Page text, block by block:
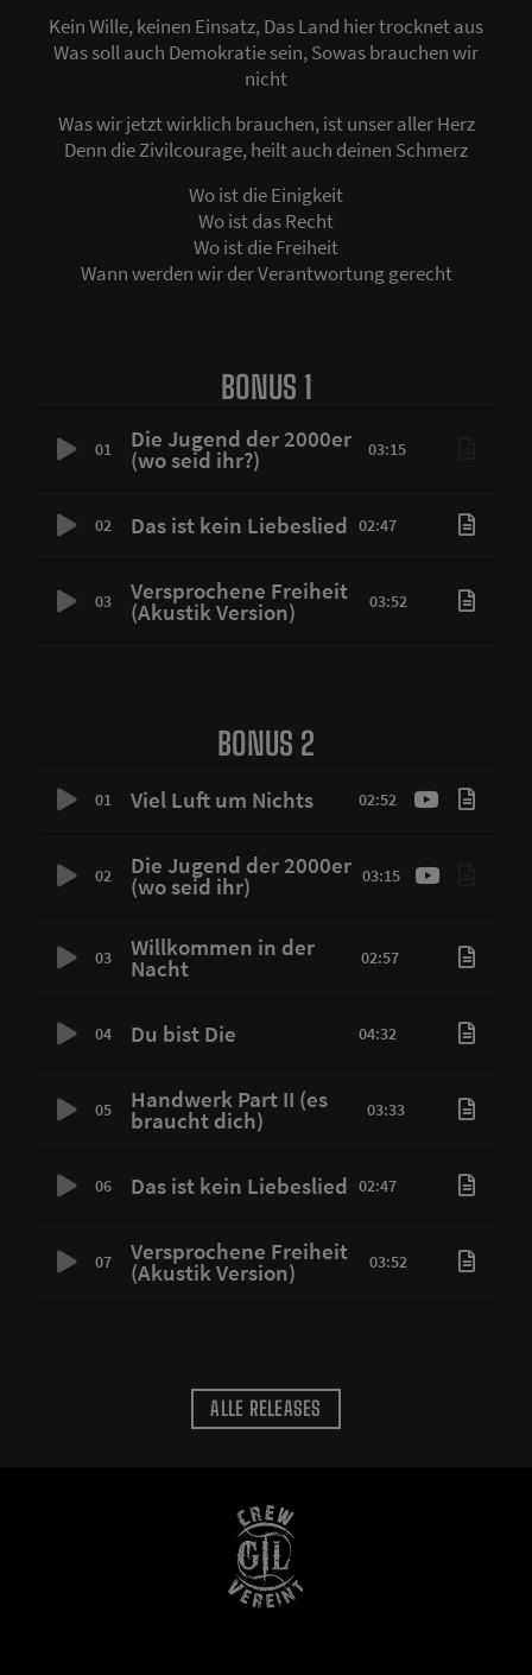
Kein Wille, keinen Einsatz, Das Land hier trocknet aus
Was soll auch Demokratie sein, Sowas brauchen wir
nicht
Was wir jetzt wirklich brauchen, ist unser aller Herz
Denn die Zivilcourage, heilt auch deinen Schmerz
Wo ist die Einigkeit
Wo ist das Recht
Wo ist die Freiheit
Wann werden wir der Verantwortung gerecht
BONUS 1
01 Die Jugend der 2000er
(wo seid ihr?) 03:15
02 Das ist kein Liebeslied 02:47
03 Versprochene Freiheit
(Akustik Version) 03:52
BONUS 2
01 Viel Luft um Nichts 02:52
02 Die Jugend der 2000er
(wo seid ihr) 03:15
03 Willkommen in der
Nacht 02:57
04 Du bist Die 04:32
05 Handwerk Part II (es
braucht dich) 03:33
06 Das ist kein Liebeslied 02:47
07 Versprochene Freiheit
(Akustik Version) 03:52
ALLE RELEASES